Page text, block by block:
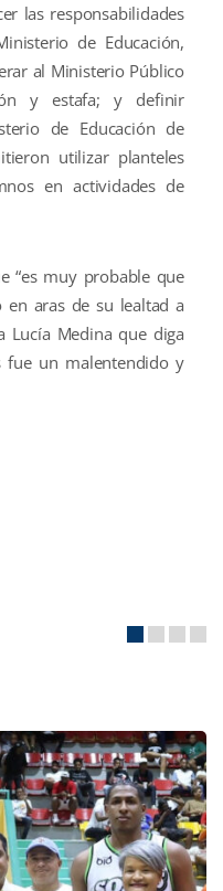
las responsabilidades
de Educación,
al Ministerio Público
y estafa; y definir
de Educación de
utilizar planteles
en actividades de
“es muy probable que
aras de su lealtad a
Lucía Medina que diga
fue un malentendido y